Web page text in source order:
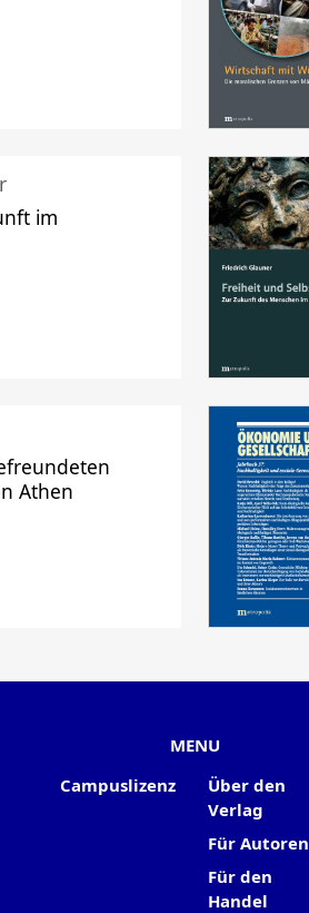
im
Athen
MENU
Campuslizenz
Über den
Verlag
Für Autoren
Für den
Handel